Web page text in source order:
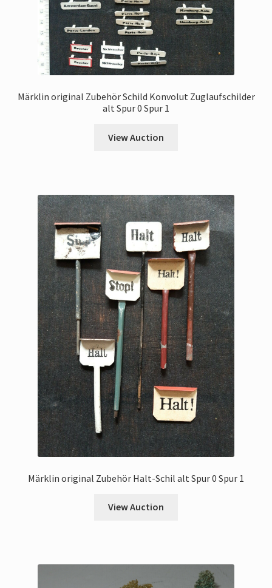
Märklin original Zubehör Schild Konvolut Zuglaufschilder
alt Spur 0 Spur 1
View Auction
Märklin original Zubehör Halt-Schil alt Spur 0 Spur 1
View Auction